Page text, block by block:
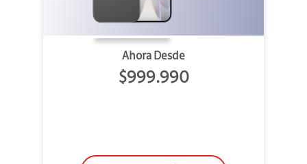
Ahora Desde
$999.990